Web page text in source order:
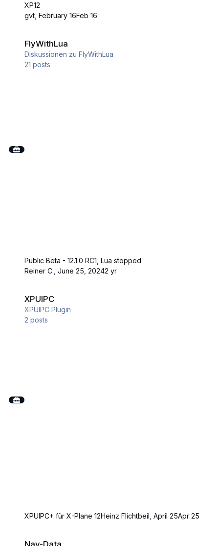
XP12
gvt,February 16Feb 16
FlyWithLua
Diskussionen zu FlyWithLua
21 posts
Public Beta - 12.1.0 RC1, Lua stopped
Reiner C.,June 25, 20242 yr
XPUIPC
XPUIPC Plugin
2 posts
XPUIPC+ für X-Plane 12Heinz Flichtbeil,April 25Apr 25
Nav-Data